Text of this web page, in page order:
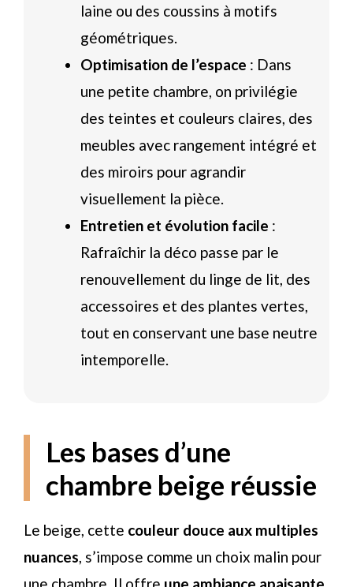
laine ou des coussins à motifs
géométriques.
Optimisation de l’espace : Dans
une petite chambre, on privilégie
des teintes et couleurs claires, des
meubles avec rangement intégré et
des miroirs pour agrandir
visuellement la pièce.
Entretien et évolution facile :
Rafraîchir la déco passe par le
renouvellement du linge de lit, des
accessoires et des plantes vertes,
tout en conservant une base neutre
intemporelle.
Les bases d’une
chambre beige réussie
Le beige, cette couleur douce aux multiples
nuances, s’impose comme un choix malin pour